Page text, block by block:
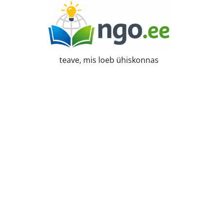
teave, mis loeb ühiskonnas